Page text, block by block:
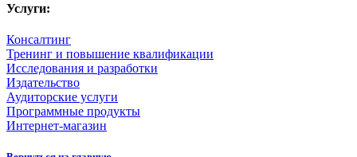
Услуги:
Консалтинг
Тренинг и повышение квалификации
Исследования и разработки
Издательство
Аудиторские услуги
Программные продукты
Интернет-магазин